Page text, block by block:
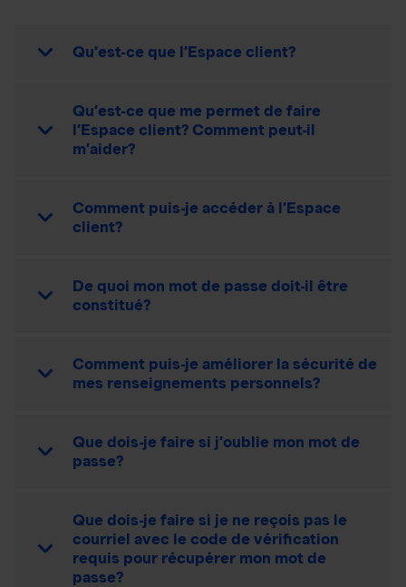
Qu’est-ce que l’Espace client?
Qu’est-ce que me permet de faire
l’Espace client? Comment peut-il
m’aider?
Comment puis-je accéder à l’Espace
client?
De quoi mon mot de passe doit-il être
constitué?
Comment puis-je améliorer la sécurité de
mes renseignements personnels?
Que dois-je faire si j’oublie mon mot de
passe?
Que dois-je faire si je ne reçois pas le
courriel avec le code de vérification
requis pour récupérer mon mot de
passe?